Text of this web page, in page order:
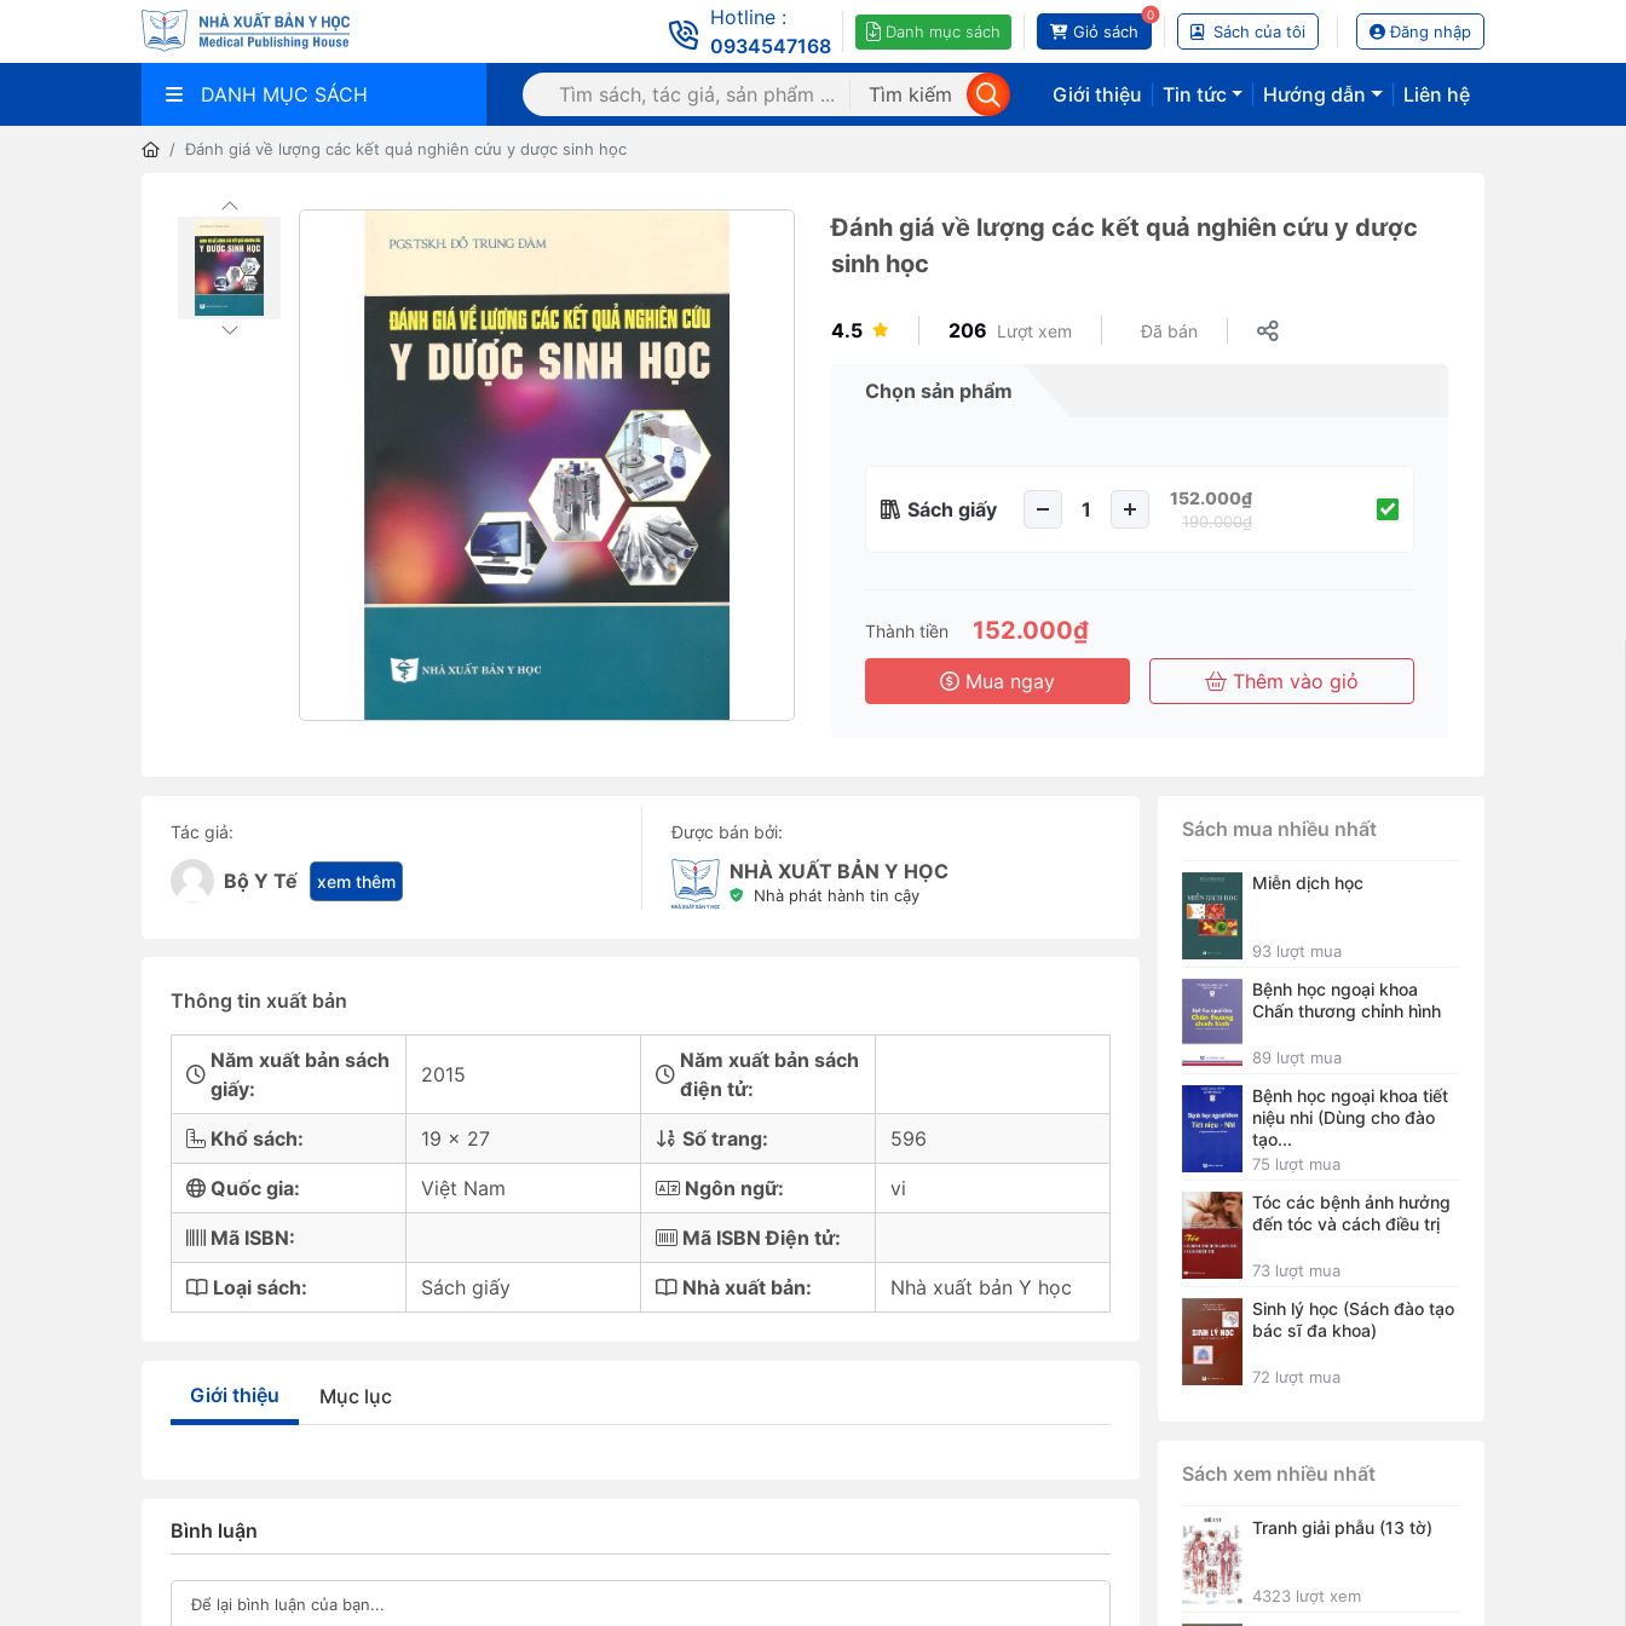
Hotline :
0934547168
Danh mục sách
0
Giỏ sách Sách của tôi Đăng nhập
DANH MỤC SÁCH Tìm kiếm Giới thiệu Tin tức Hướng dẫn Liên hệ
Đánh giá về lượng các kết quả nghiên cứu y dược sinh học
Đánh giá về lượng các kết quả nghiên cứu y dược
sinh học
4.5 206 Lượt xem Đã bán
Chọn sản phẩm
Sách giấy 152.000₫
190.000₫
Thành tiền 152.000₫
Mua ngay Thêm vào giỏ
Tác giả:
Bộ Y Tế xem thêm
Được bán bởi:
NHÀ XUẤT BẢN Y HỌC
Nhà phát hành tin cậy
Thông tin xuất bản
Năm xuất bản sách
giấy:
2015
Năm xuất bản sách
điện tử:
Khổ sách: 19 x 27 Số trang: 596
Quốc gia: Việt Nam Ngôn ngữ: vi
Mã ISBN: Mã ISBN Điện tử:
Loại sách: Sách giấy Nhà xuất bản: Nhà xuất bản Y học
Giới thiệu Mục lục
Bình luận
Sách mua nhiều nhất
Miễn dịch học
93 lượt mua
Bệnh học ngoại khoa
Chấn thương chỉnh hình
89 lượt mua
Bệnh học ngoại khoa tiết
niệu nhi (Dùng cho đào
tạo...
75 lượt mua
Tóc các bệnh ảnh hưởng
đến tóc và cách điều trị
73 lượt mua
Sinh lý học (Sách đào tạo
bác sĩ đa khoa)
72 lượt mua
Sách xem nhiều nhất
Tranh giải phẫu (13 tờ)
4323 lượt xem